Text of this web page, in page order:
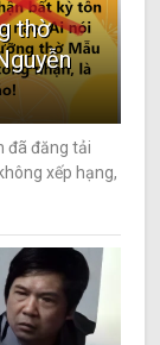
thờ
đã đăng tải
xếp hạng,